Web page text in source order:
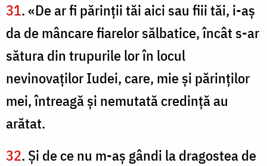
31. «De ar fi părinţii tăi aici sau fiii tăi, i-aș
da de mâncare fiarelor sălbatice, încât s-ar
sătura din trupurile lor în locul
nevinovaţilor Iudei, care, mie şi părinţilor
mei, întreagă şi nemutată credinţă au
arătat.
32. Şi de ce nu m-aş gândi la dragostea de